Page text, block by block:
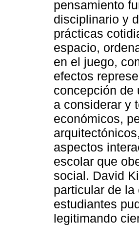
pensamiento
disciplinario y
prácticas
espacio,
en el juego,
efectos
concepción de
a considerar y
económicos,
aspectos
escolar que
social. David
particular de
estudiantes
legitimando